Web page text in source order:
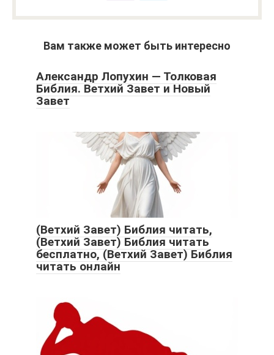
Вам также может быть интересно
Александр Лопухин — Толковая
Библия. Ветхий Завет и Новый
Завет
(Ветхий Завет) Библия читать,
(Ветхий Завет) Библия читать
бесплатно, (Ветхий Завет) Библия
читать онлайн